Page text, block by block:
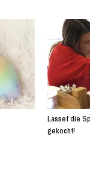
Lasset die
gekocht!